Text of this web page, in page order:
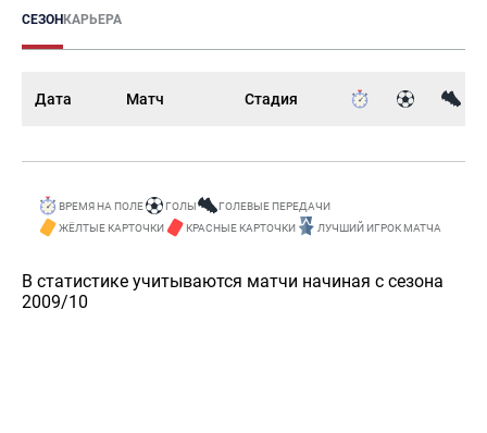
СЕЗОНКАРЬЕРА
Дата Матч Стадия
ВРЕМЯ НА ПОЛЕ ГОЛЫ
ГОЛЕВЫЕ ПЕРЕДАЧИ
ЖЁЛТЫЕ КАРТОЧКИ
КРАСНЫЕ КАРТОЧКИ ЛУЧШИЙ ИГРОК МАТЧА
В статистике учитываются матчи начиная с сезона
2009/10